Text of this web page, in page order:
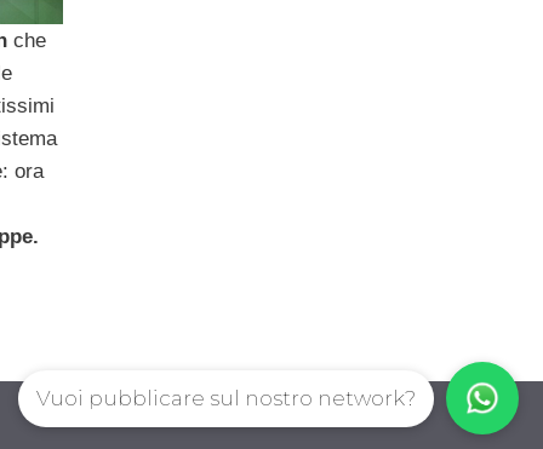
che
ora
Vuoi pubblicare sul nostro network?